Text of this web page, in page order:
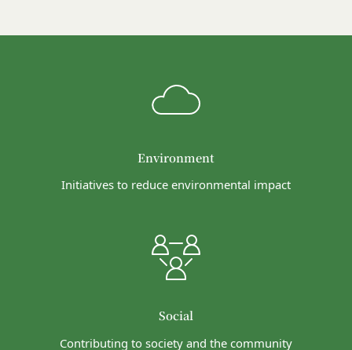
Environment
Initiatives to reduce environmental impact
Social
Contributing to society and the community
キーの受け取りを拒否された場合、当社のサービス
の一部がご利用できなくなることがあります。
防ぐため、セキュリティーの維持に努めます。ま
た、当社は、当社の通常の事業運営に照らして当社
当社は、以下の場合、お客様情報を第三者と共有す
ることがあります。（以下、当社がお客様情報を提
お客様の同意を得た場合
当社は、お客様の同意を得た場合、お客様情報（個
な変更の場合には、当該通知を省略することができ
当社が提供する本サービス以外のサービス又は提携
本契約において使用される以下の各用語は各々以下
に定める意味を有します。
当社が提供する本サービスは、次の各号に掲げるサ
ービスとします。